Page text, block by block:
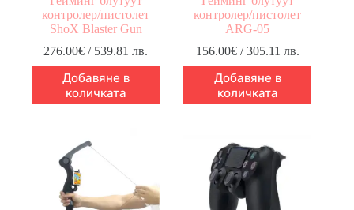
контролер/пистолет
ShoX Blaster Gun
276.00€ / 539.81 лв.
Добавяне в
количката
контролер/пистолет
ARG-05
156.00€/ 305.11 лв.
Добавяне в
количката